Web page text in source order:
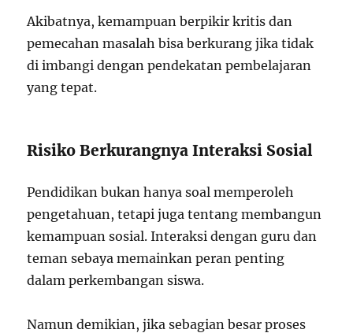
Akibatnya, kemampuan berpikir kritis dan
pemecahan masalah bisa berkurang jika tidak
di imbangi dengan pendekatan pembelajaran
yang tepat.
Risiko Berkurangnya Interaksi Sosial
Pendidikan bukan hanya soal memperoleh
pengetahuan, tetapi juga tentang membangun
kemampuan sosial. Interaksi dengan guru dan
teman sebaya memainkan peran penting
dalam perkembangan siswa.
Namun demikian, jika sebagian besar proses